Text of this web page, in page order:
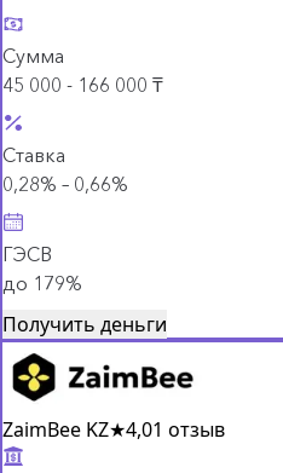
Сумма
45 000 - 166 000 ₸
Ставка
0,28% – 0,66%
ГЭСВ
до 179%
Получить деньги
ZaimBee KZ★4,01 отзыв